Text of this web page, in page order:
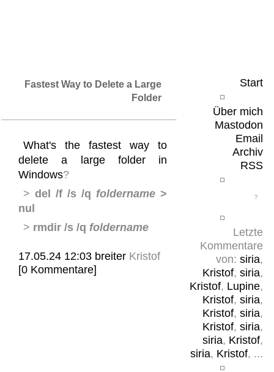
Start
Über mich
Mastodon
Email
Archiv
RSS
Letzte
Kommentare
von: siria,
Kristof, siria,
Kristof, Lupine,
Kristof, siria,
Kristof, siria,
Kristof, siria,
siria, Kristof,
siria, Kristof, ...
Fastest Way to Delete a Large
Folder
What's the fastest way to
delete a large folder in
Windows?
>del /f /s /qfoldername >
nul
> rmdir /s /q foldername
17.05.24 12:03 breiter Kristof
[0 Kommentare]